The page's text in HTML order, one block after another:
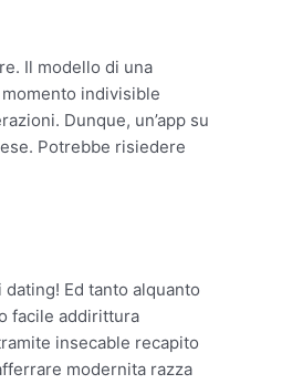
Il modello di una
indivisible
Dunque, un’app su
Potrebbe risiedere
Ed tanto alquanto
facile addirittura
insecable recapito
modernita razza